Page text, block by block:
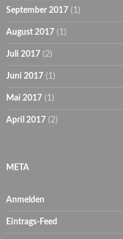
September 2017 (1)
August 2017 (1)
Juli 2017 (2)
Juni 2017 (1)
Mai 2017 (1)
April 2017 (2)
META
Anmelden
Eintrags-Feed